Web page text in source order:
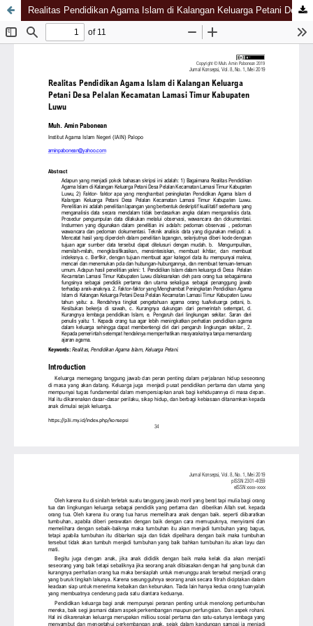
Realitas Pendidikan Agama Islam di Kalangan Keluarga Petani Desa Pelalan Kecamatan Lamasi Timur Kabupaten Luwu